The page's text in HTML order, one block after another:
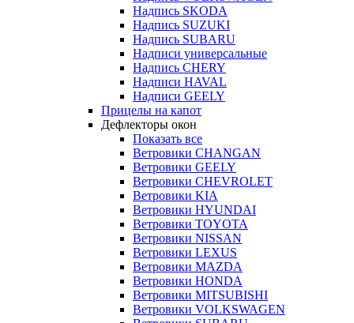
Надпись SKODA
Надпись SUZUKI
Надпись SUBARU
Надписи универсальные
Надпись CHERY
Надписи HAVAL
Надписи GEELY
Прицелы на капот
Дефлекторы окон
Показать все
Ветровики CHANGAN
Ветровики GEELY
Ветровики CHEVROLET
Ветровики KIA
Ветровики HYUNDAI
Ветровики TOYOTA
Ветровики NISSAN
Ветровики LEXUS
Ветровики MAZDA
Ветровики HONDA
Ветровики MITSUBISHI
Ветровики VOLKSWAGEN